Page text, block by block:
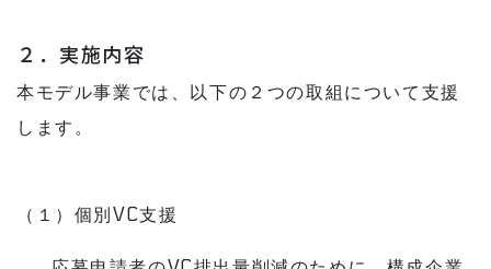
２．実施内容
本モデル事業では、以下の２つの取組について支援
します。
（１）個別VC支援